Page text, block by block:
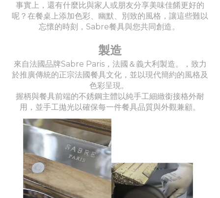
事實上，還有什麼比與家人或朋友分享美味佳餚更好的
呢？在餐桌上添加色彩、幽默、別致的風格，讓這些難以
忘懷的時刻，Sabre餐具與您共同創造。
製造
來自法國品牌Sabre Paris，法國＆義大利製造。，致力
於推廣傳統的正宗法國餐具文化，並以現代簡約的風格及
色彩呈現。
握柄與餐具前端的不銹鋼主體以純手工細緻銜接格外耐
用，並手工拋光以確保每一件餐具品質與外觀兼顧。